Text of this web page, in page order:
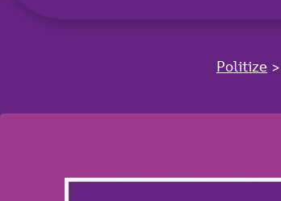
Politize >